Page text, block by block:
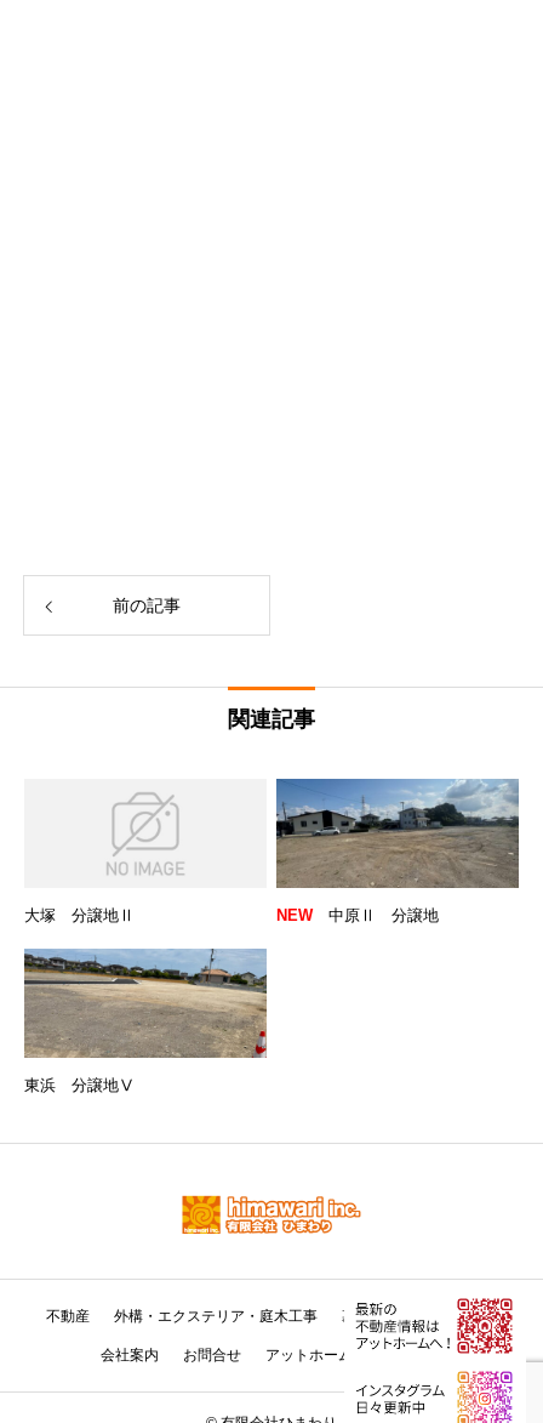
前の記事
関連記事
大塚 分譲地Ⅱ NEW中原Ⅱ 分譲地
東浜 分譲地Ⅴ
不動産 外構・エクステリア・庭木工事 墓石・石材 土木工事
会社案内 お問合せ アットホーム